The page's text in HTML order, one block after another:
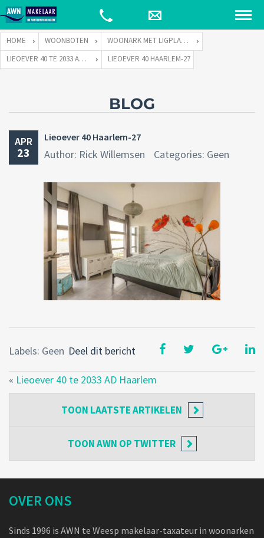
HOME WOONBOTEN
WOONARK MET LIGPLAATS
LIEOEVER 40 TE 2033 AD HAARLEM
LIEOEVER 40 HAARLEM-27
BLOG
APR
23
Lieoever 40 Haarlem-27
Author: Rick Willemsen Categories: Geen
Deel dit bericht
Labels: Geen
« Lieoever 40 te 2033 AD Haarlem
TOON LAATSTE ARTIKELEN
TOONAWN OP TWITTER
OVER ONS
Sinds 1996 is AWN te Weesp makelaar-taxateur in woonarken